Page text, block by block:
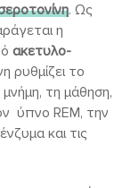
. Ως
η
ακετυλο-
ρυθμίζει το
τη μάθηση,
ύπνο REM, την
και τις